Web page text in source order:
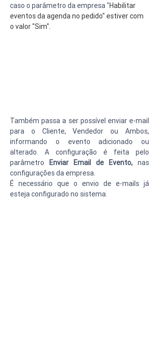
caso o parâmetro da empresa "Habilitar
eventos da agenda no pedido" estiver com
o valor "Sim".
Também passa a ser possível enviar e-mail
para o Cliente, Vendedor ou Ambos,
informando o evento adicionado ou
alterado. A configuração é feita pelo
parâmetro Enviar Email de Evento, nas
configurações da empresa.
É necessário que o envio de e-mails já
esteja configurado no sistema.